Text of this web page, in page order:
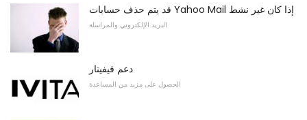
قد يتم حذف حسابات Yahoo Mail إذا كان غير نشط
البريد الإلكتروني والمراسلة
دعم فيفيتار
الحصول على مزيد من المساعدة